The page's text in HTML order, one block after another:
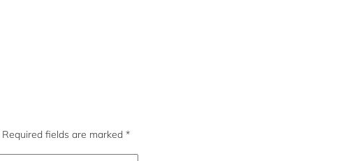
Required fields are marked *